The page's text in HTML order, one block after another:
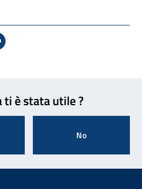
- Sito esterno - Apertura in
- Apertura in nuova finestra
apre il programma di posta
pagina: scelta meno
ti è stata utile ?
No